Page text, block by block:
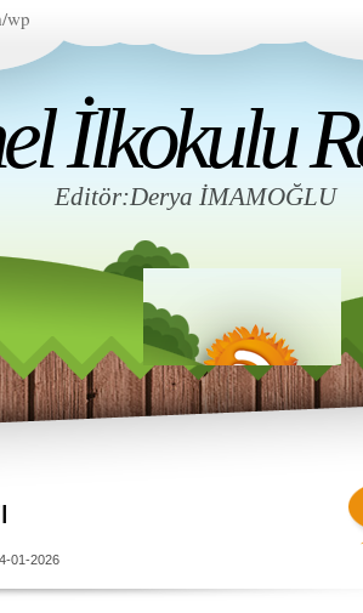
wp
İlkokulu
Editör:Derya İMAMOĞLU
01-2026